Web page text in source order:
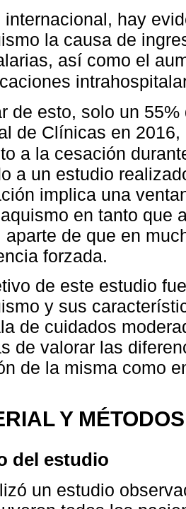
internacional, hay
la causa de
así como el
de esto, solo un
de Clínicas en
a la cesación
a un estudio
implica una
en tanto que
aparte de que en
forzada.
de este estudio
y sus
de cuidados
de valorar las
de la misma como
Y MÉTODOS
del estudio
un estudio